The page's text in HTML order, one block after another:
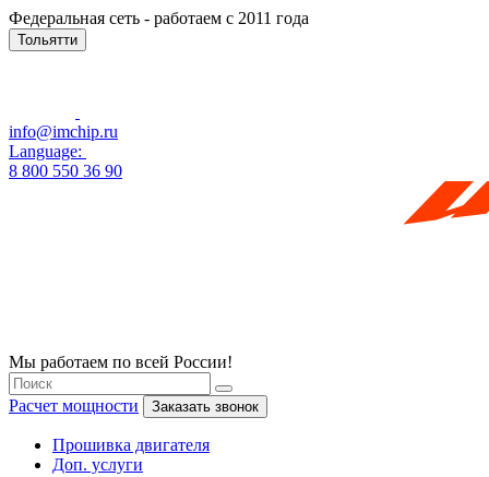
Федеральная сеть - работаем с 2011 года
Тольятти
info@imchip.ru
Language:
8 800 550 36 90
Мы работаем по всей России!
Расчет мощности Заказать звонок
Прошивка двигателя
Доп. услуги